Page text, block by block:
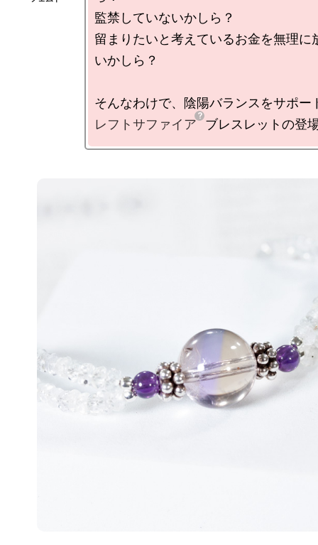
監禁していないかしら？
留まりたいと考えているお金を無理に
いかしら？
レフトサファイア